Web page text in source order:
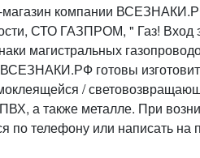
магазин компании
СТО ГАЗПРОМ, " Газ!
магистральных
готовы
/
а также металле. При
по телефону или написать на